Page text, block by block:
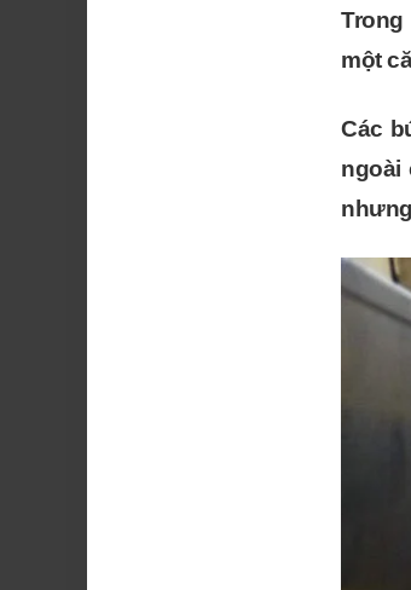
một
Các
ngoài